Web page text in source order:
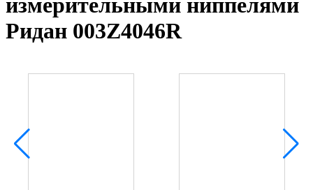
измерительными ниппелями
Ридан 003Z4046R